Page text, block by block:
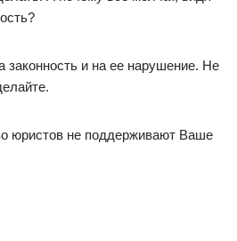
законность и на ее нарушение. Не
юристов не поддерживают Ваше